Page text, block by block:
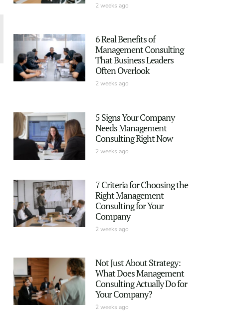
2 weeks ago
6 Real Benefits of
Management Consulting
That Business Leaders
Often Overlook
2 weeks ago
5 Signs Your Company
Needs Management
Consulting Right Now
2 weeks ago
7 Criteria for Choosing the
Right Management
Consulting for Your
Company
2 weeks ago
Not Just About Strategy:
What Does Management
Consulting Actually Do for
Your Company?
2 weeks ago